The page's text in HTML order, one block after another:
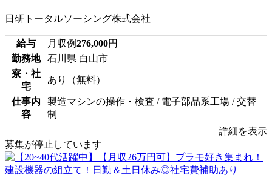
日研トータルソーシング株式会社
給与 月収例276,000円
勤務地
石川県 白山市
寮・社
宅
あり（無料）
仕事内
容
製造マシンの操作・検査 / 電子部品系工場 / 交替
制
詳細を表示
募集が停止しています